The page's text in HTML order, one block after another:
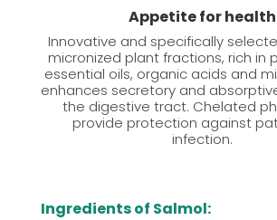
Appetite for health
Innovative and specifically
micronized plant fractions, rich in
essential oils, organic acids and
enhances secretory and
the digestive tract. Chelated
provide protection against
infection.
Ingredients of Salmol: